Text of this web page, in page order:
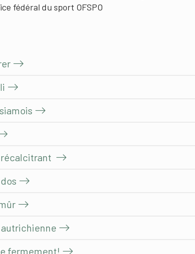
fédéral du sport OFSPO
récalcitrant
fermement!